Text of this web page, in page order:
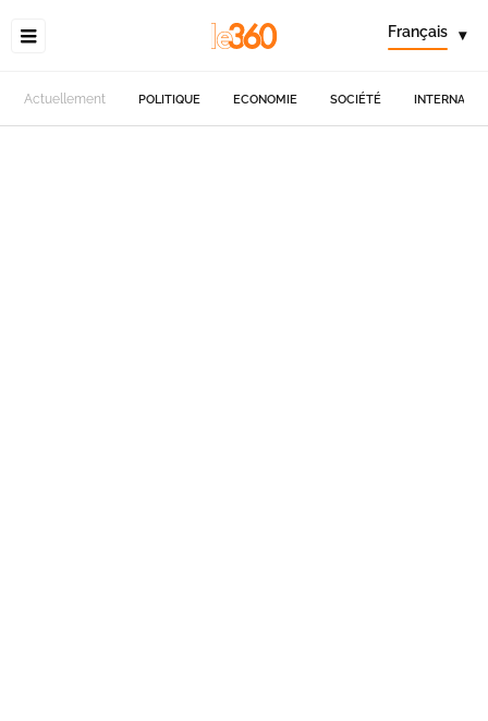
Français ▾
Actuellement POLITIQUE ECONOMIE SOCIÉTÉ